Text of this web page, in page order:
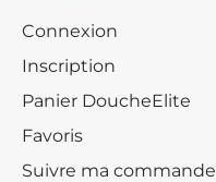
Connexion
Inscription
Panier DoucheElite
Favoris
Suivre ma commande